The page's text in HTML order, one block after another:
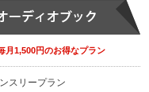
月1,500円のお得なプラン
スリープラン